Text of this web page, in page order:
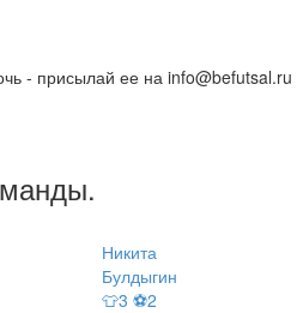
- присылай ее на info@befutsal.ru
.
Никита
Булдыгин
👕3 ⚽2